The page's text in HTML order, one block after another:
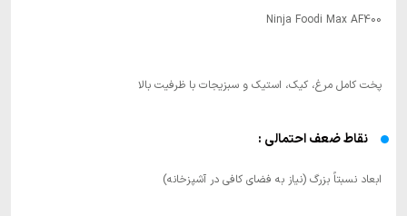
Ninja Foodi Max AF400
پخت کامل مرغ، کیک، استیک و سبزیجات با ظرفیت بالا
نقاط ضعف احتمالی :
ابعاد نسبتاً بزرگ (نیاز به فضای کافی در آشپزخانه)